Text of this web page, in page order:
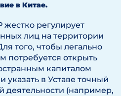
в Китае.
жестко регулирует
лиц на территории
того, чтобы легально
потребуется открыть
капиталом
в Уставе точный
деятельности (например,